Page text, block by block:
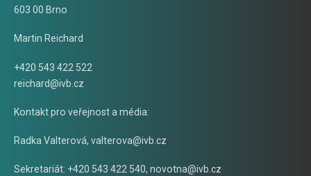
603 00 Brno
Martin Reichard
+420 543 422 522
reichard@ivb.cz
Kontakt pro veřejnost a média:
Radka Valterová, valterova@ivb.cz
Sekretariát: +420 543 422 540, novotna@ivb.cz